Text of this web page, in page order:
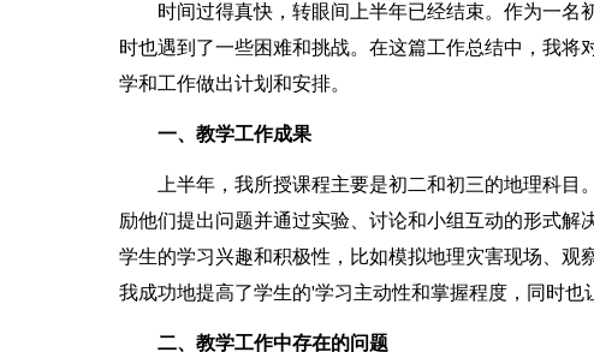
时间过得真快，转眼间上半年已经结束。作为一名
时也遇到了一些困难和挑战。在这篇工作总结中，我
学和工作做出计划和安排。
一、教学工作成果
上半年，我所授课程主要是初二和初三的地理科目
励他们提出问题并通过实验、讨论和小组互动的形式
学生的学习兴趣和积极性，比如模拟地理灾害现场、观
我成功地提高了学生的'学习主动性和掌握程度，同时也
二、教学工作中存在的问题